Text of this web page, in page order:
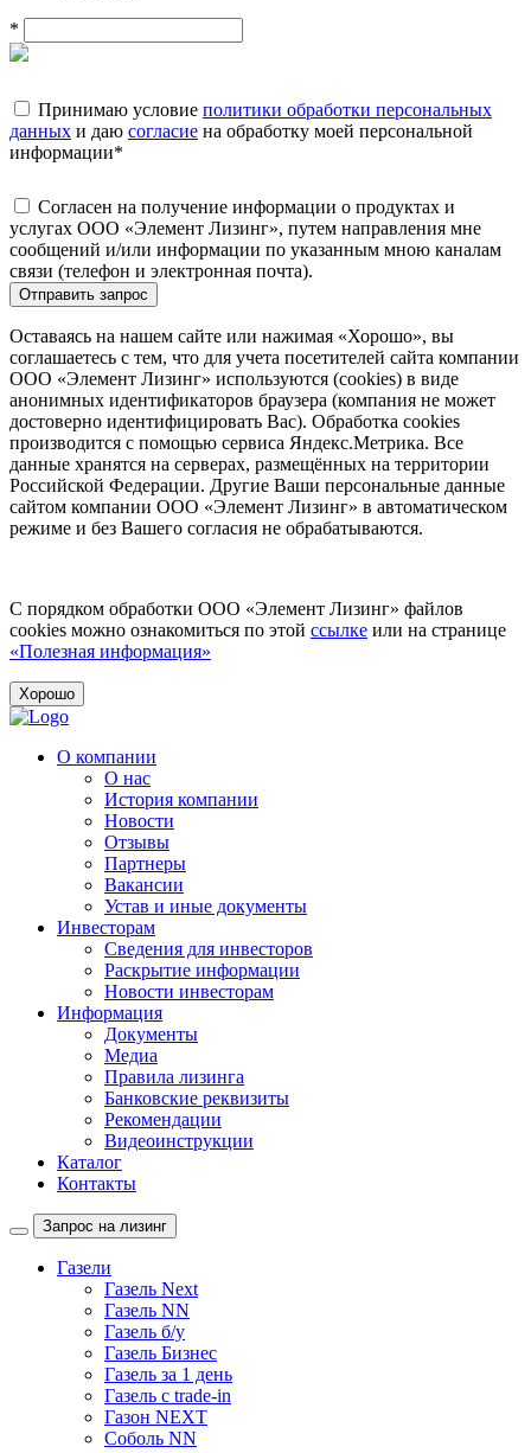
*
Принимаю условие политики обработки персональных
данных и даю согласие на обработку моей персональной
информации*
Согласен на получение информации о продуктах и
услугах ООО «Элемент Лизинг», путем направления мне
сообщений и/или информации по указанным мною каналам
связи (телефон и электронная почта).
Отправить запрос
Оставаясь на нашем сайте или нажимая «Хорошо», вы
соглашаетесь с тем, что для учета посетителей сайта компании
ООО «Элемент Лизинг» используются (cookies) в виде
анонимных идентификаторов браузера (компания не может
достоверно идентифицировать Вас). Обработка cookies
производится с помощью сервиса Яндекс.Метрика. Все
данные хранятся на серверах, размещённых на территории
Российской Федерации. Другие Ваши персональные данные
сайтом компании ООО «Элемент Лизинг» в автоматическом
режиме и без Вашего согласия не обрабатываются.
С порядком обработки ООО «Элемент Лизинг» файлов
cookies можно ознакомиться по этой ссылке или на странице
«Полезная информация»
Хорошо
О компании
О нас
История компании
Новости
Отзывы
Партнеры
Вакансии
Устав и иные документы
Инвесторам
Сведения для инвесторов
Раскрытие информации
Новости инвесторам
Информация
Документы
Медиа
Правила лизинга
Банковские реквизиты
Рекомендации
Видеоинструкции
Каталог
Контакты
Запрос на лизинг
Газели
Газель Next
Газель NN
Газель б/у
Газель Бизнес
Газель за 1 день
Газель с trade-in
Газон NEXT
Соболь NN